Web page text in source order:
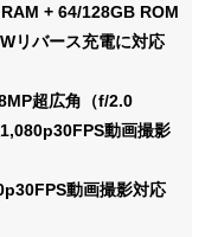
+ 64/128GB ROM
リバース充電に対応
超広角（f/2.0
動画撮影
動画撮影対応